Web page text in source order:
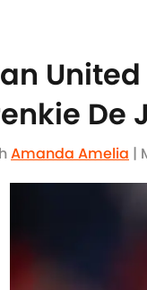
De
Amanda Amelia |